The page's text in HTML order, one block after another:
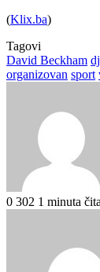
(Klix.ba)
Tagovi
David Beckham
organizovan sport
0 302 1 minuta